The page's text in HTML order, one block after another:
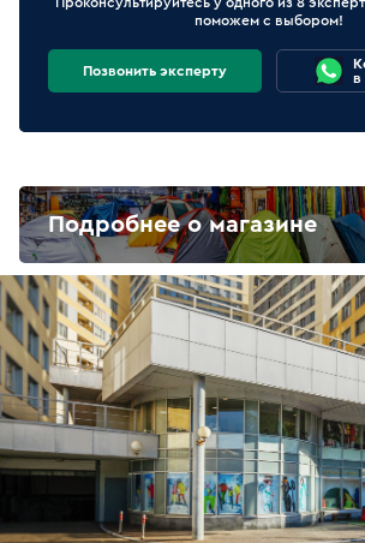
поможем с выбором!
Позвонить эксперту
в
Подробнее о магазине